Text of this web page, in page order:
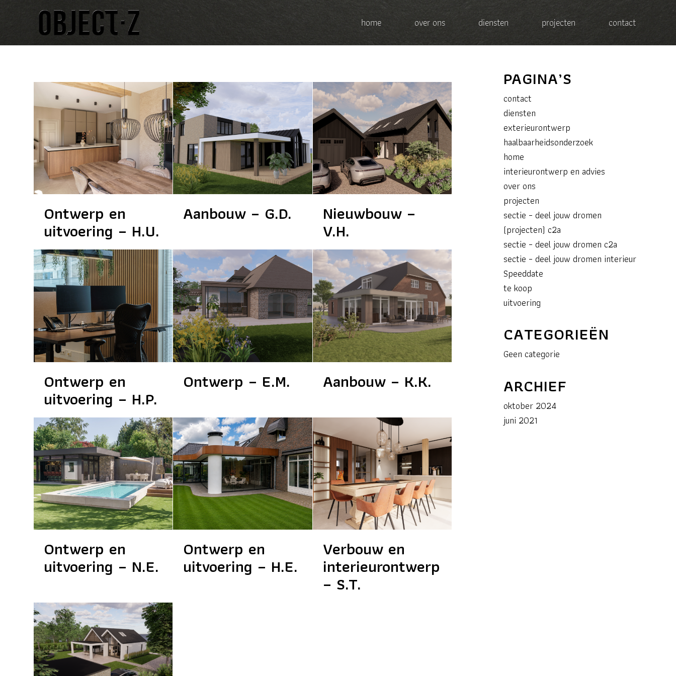
home over ons diensten projecten contact
Ontwerp en
uitvoering – H.U.
Aanbouw – G.D. Nieuwbouw –
V.H.
Ontwerp en
uitvoering – H.P.
Ontwerp – E.M. Aanbouw – K.K.
Ontwerp en
uitvoering – N.E.
Ontwerp en
uitvoering – H.E.
Verbouw en
interieurontwerp
– S.T.
PAGINA’S
contact
diensten
exterieurontwerp
haalbaarheidsonderzoek
home
interieurontwerp en advies
over ons
projecten
sectie – deel jouw dromen
(projecten) c2a
sectie – deel jouw dromen c2a
sectie – deel jouw dromen interieur
Speeddate
te koop
uitvoering
CATEGORIEËN
Geen categorie
ARCHIEF
oktober 2024
juni 2021